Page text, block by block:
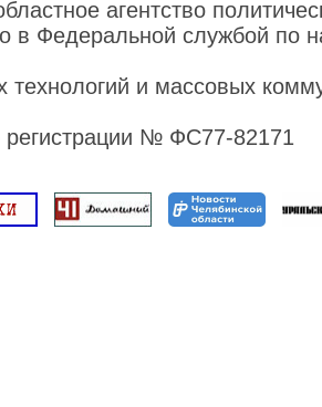
агентство
в Федеральной службой по
и массовых
регистрации № ФС77-82171